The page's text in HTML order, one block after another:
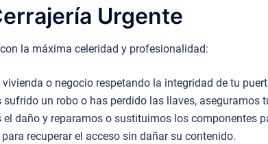
Urgente
la máxima celeridad y profesionalidad:
o negocio respetando la integridad de tu
sufrido un robo o has perdido las llaves, aseguramos
el daño y reparamos o sustituimos los componentes
recuperar el acceso sin dañar su contenido.